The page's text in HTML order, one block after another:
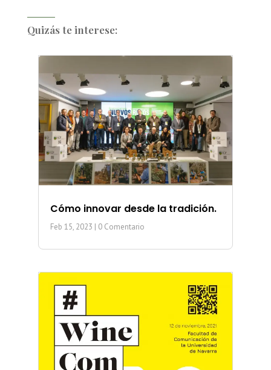
Quizás te interese:
Cómo innovar desde la tradición.
Feb 15, 2023 | 0 Comentario